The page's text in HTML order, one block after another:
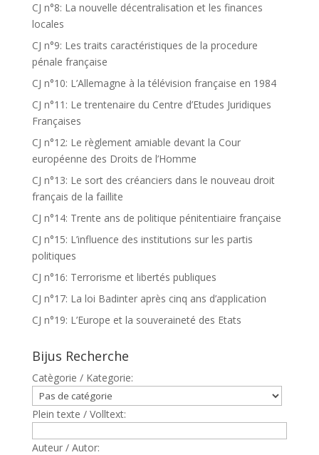
CJ n°8: La nouvelle décentralisation et les finances
locales
CJ n°9: Les traits caractéristiques de la procedure
pénale française
CJ n°10: L’Allemagne à la télévision française en 1984
CJ n°11: Le trentenaire du Centre d’Etudes Juridiques
Françaises
CJ n°12: Le règlement amiable devant la Cour
européenne des Droits de l’Homme
CJ n°13: Le sort des créanciers dans le nouveau droit
français de la faillite
CJ n°14: Trente ans de politique pénitentiaire française
CJ n°15: L’influence des institutions sur les partis
politiques
CJ n°16: Terrorisme et libertés publiques
CJ n°17: La loi Badinter après cinq ans d’application
CJ n°19: L’Europe et la souveraineté des Etats
Bijus Recherche
Catègorie / Kategorie:
Plein texte / Volltext:
Auteur / Autor: